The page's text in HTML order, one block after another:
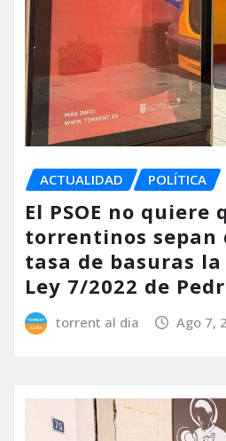
ACTUALIDAD POLÍTICA
El PSOE no quiere
torrentinos sepan
tasa de basuras
Ley 7/2022 de
torrent al dia Ago 7,